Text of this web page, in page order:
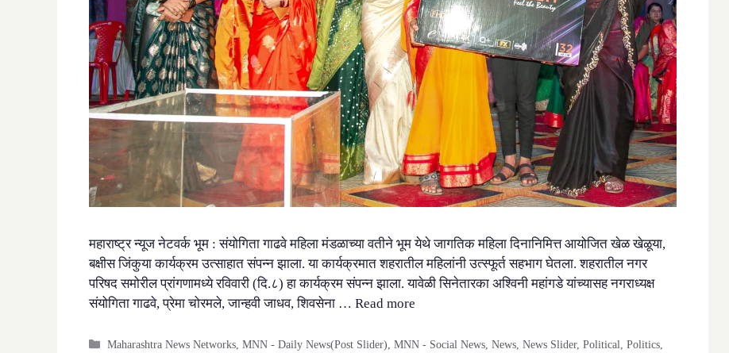
महाराष्ट्र न्यूज नेटवर्क भूम : संयोगिता गाढवे महिला मंडळाच्या वतीने भूम येथे जागतिक महिला दिनानिमित्त आयोजित खेळ खेळूया,
बक्षीस जिंकुया कार्यक्रम उत्साहात संपन्न झाला. या कार्यक्रमात शहरातील महिलांनी उत्स्फूर्त सहभाग घेतला. शहरातील नगर
परिषद समोरील प्रांगणामध्ये रविवारी (दि.८) हा कार्यक्रम संपन्न झाला. यावेळी सिनेतारका अश्विनी महांगडे यांच्यासह नगराध्यक्ष
संयोगिता गाढवे, प्रेमा चोरमले, जान्हवी जाधव, शिवसेना … Read more
Categories
Maharashtra News Networks ,MNN - Daily News(Post Slider) ,MNN - Social News ,News ,News Slider,Political ,Politics